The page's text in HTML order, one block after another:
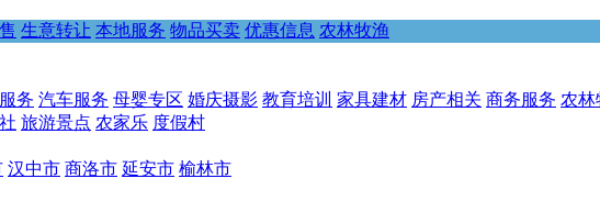
生意转让 本地服务 物品买卖 优惠信息 农林牧渔
务 汽车服务 母婴专区 婚庆摄影 教育培训 家具建材 房产相关 商务服务 农林
旅游景点 农家乐 度假村
汉中市 商洛市 延安市 榆林市